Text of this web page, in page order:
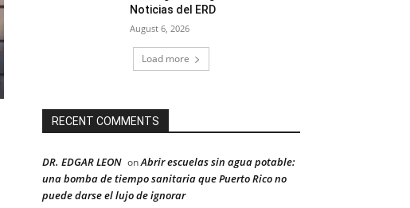
Noticias del ERD
August 6, 2026
Load more
RECENT COMMENTS
DR. EDGAR LEON onAbrir escuelas sin agua potable:
una bomba de tiempo sanitaria que Puerto Rico no
puede darse el lujo de ignorar